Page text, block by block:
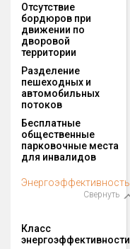
Отсутствие
бордюров при
движении по
дворовой
территории
Разделение
пешеходных и
автомобильных
потоков
Бесплатные
общественные
парковочные места
для инвалидов
Энергоэффективность
Свернуть
Класс
энергоэффективности